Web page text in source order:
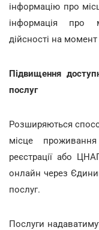
інформацію про
інформація про
дійсності на момент
Підвищення
послуг
Розширяються
місце
реєстрації або
онлайн через
послуг.
Послуги